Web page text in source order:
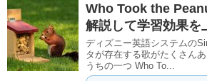
Who Took the
解説して学習効果を
ディズニー英語システムの
タが存在する歌がたくさん
うちの一つ Who To...